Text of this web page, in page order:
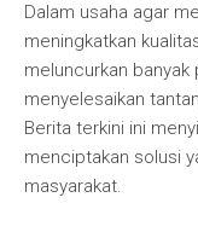
Dalam usaha agar
meningkatkan
meluncurkan
menyelesaikan
Berita terkini ini
menciptakan solusi
masyarakat.